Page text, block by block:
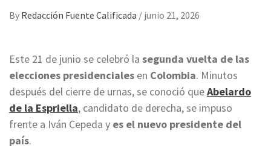
By Redacción Fuente Calificada / junio 21, 2026
Este 21 de junio se celebró la segunda vuelta de las
elecciones presidenciales en Colombia. Minutos
después del cierre de urnas, se conoció queAbelardo
de la Espriella, candidato de derecha, se impuso
frente a Iván Cepeda y es el nuevo presidente del
país.